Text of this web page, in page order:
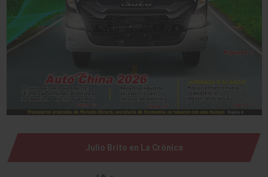
Julio Brito en La Crónica